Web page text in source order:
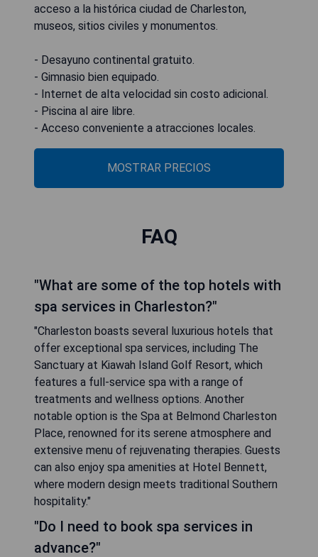
acceso a la histórica ciudad de Charleston,
museos, sitios civiles y monumentos.
- Desayuno continental gratuito.
- Gimnasio bien equipado.
- Internet de alta velocidad sin costo adicional.
- Piscina al aire libre.
- Acceso conveniente a atracciones locales.
MOSTRAR PRECIOS
FAQ
"What are some of the top hotels with
spa services in Charleston?"
"Charleston boasts several luxurious hotels that
offer exceptional spa services, including The
Sanctuary at Kiawah Island Golf Resort, which
features a full-service spa with a range of
treatments and wellness options. Another
notable option is the Spa at Belmond Charleston
Place, renowned for its serene atmosphere and
extensive menu of rejuvenating therapies. Guests
can also enjoy spa amenities at Hotel Bennett,
where modern design meets traditional Southern
hospitality."
"Do I need to book spa services in
advance?"